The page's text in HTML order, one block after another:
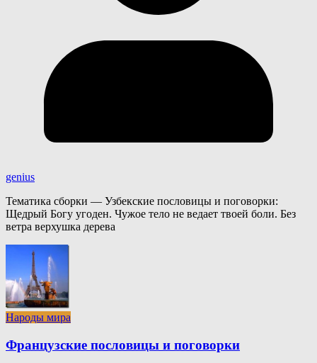
genius
Тематика сборки — Узбекские пословицы и поговорки:
Щедрый Богу угоден. Чужое тело не ведает твоей боли. Без
ветра верхушка дерева
Народы мира
Французские пословицы и поговорки